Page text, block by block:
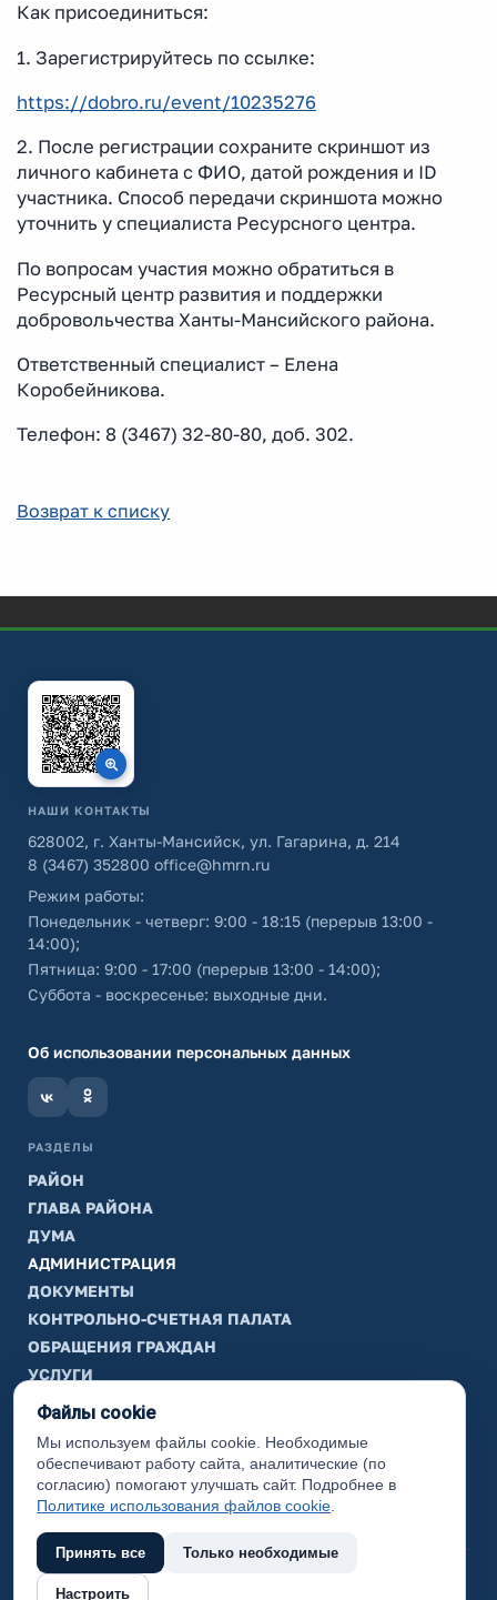
Как присоединиться:
1. Зарегистрируйтесь по ссылке:
https://dobro.ru/event/10235276
2. После регистрации сохраните скриншот из
личного кабинета с ФИО, датой рождения и ID
участника. Способ передачи скриншота можно
уточнить у специалиста Ресурсного центра.
По вопросам участия можно обратиться в
Ресурсный центр развития и поддержки
добровольчества Ханты-Мансийского района.
Ответственный специалист – Елена
Коробейникова.
Телефон: 8 (3467) 32-80-80, доб. 302.
Возврат к списку
НАШИ КОНТАКТЫ
628002, г. Ханты-Мансийск, ул. Гагарина, д. 214
8 (3467) 352800 office@hmrn.ru
Режим работы:
Понедельник - четверг: 9:00 - 18:15 (перерыв 13:00 -
14:00);
Пятница: 9:00 - 17:00 (перерыв 13:00 - 14:00);
Суббота - воскресенье: выходные дни.
Об использовании персональных данных
РАЗДЕЛЫ
РАЙОН
ГЛАВА РАЙОНА
ДУМА
АДМИНИСТРАЦИЯ
ДОКУМЕНТЫ
КОНТРОЛЬНО-СЧЕТНАЯ ПАЛАТА
ОБРАЩЕНИЯ ГРАЖДАН
УСЛУГИ
ТИК
ИНФОРМАЦИЯ
Законодательная карта
Карта сайта
(с) 2017 Ханты-Мансийский район, официальный сайт
Файлы cookie
Мы используем файлы cookie. Необходимые
обеспечивают работу сайта, аналитические (по
согласию) помогают улучшать сайт. Подробнее в
Политике использования файлов cookie
Принять все Только необходимые
Настроить